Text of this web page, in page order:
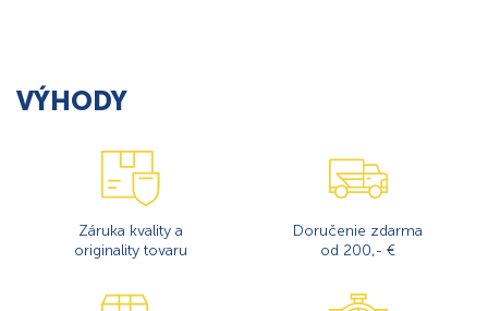
VÝHODY
Záruka kvality a
originality tovaru
Doručenie zdarma
od 200,- €